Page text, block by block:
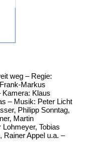
weg – Regie:
Markus
Klaus
– Musik: Peter Licht
Philipp Sonntag,
Martin
Tobias
Rainer Appel u.a. –